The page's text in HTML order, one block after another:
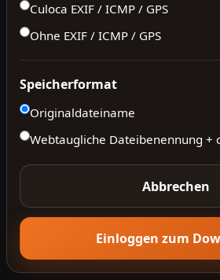
Culoca EXIF / ICMP / GPS
Ohne EXIF / ICMP / GPS
Speicherformat
Originaldateiname
Webtaugliche Dateibenennung +
Abbrechen
Einloggen zum